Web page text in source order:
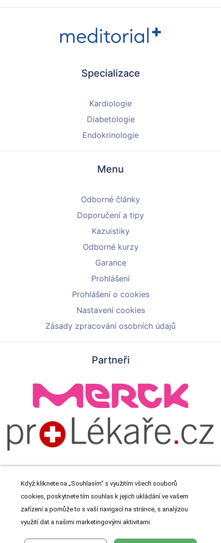
Specializace
Kardiologie
Diabetologie
Endokrinologie
Menu
Odborné články
Doporučení a tipy
Kazuistiky
Odborné kurzy
Garance
Prohlášení
Prohlášení o cookies
Nastavení cookies
Zásady zpracování osobních údajů
Partneři
© 2026 Meditorial s.r.o. Všechna práva vyhrazena.
Když kliknete na „Souhlasím“ s využitím všech souborů
cookies, poskytnete tím souhlas k jejich ukládání ve vašem
zařízení a pomůže to s vaší navigací na stránce, s analýzou
využití dat a našimi marketingovými aktivitami.